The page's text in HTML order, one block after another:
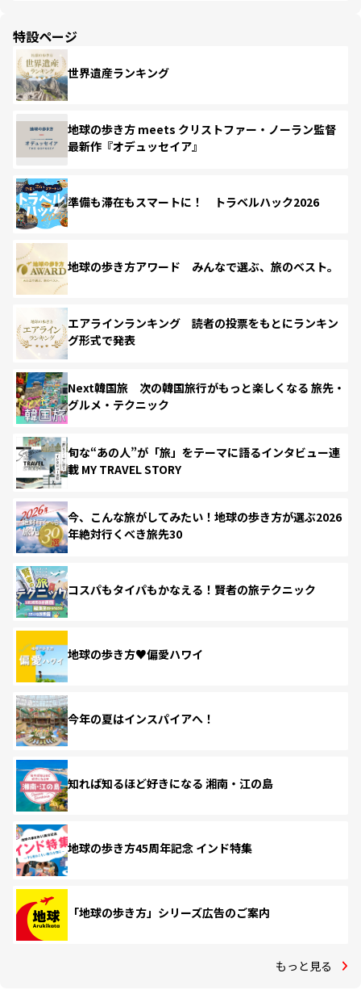
特設ページ
世界遺産ランキング
地球の歩き方 meets クリストファー・ノーラン監督
最新作『オデュッセイア』
準備も滞在もスマートに！ トラベルハック2026
地球の歩き方アワード みんなで選ぶ、旅のベスト。
エアラインランキング 読者の投票をもとにランキン
グ形式で発表
Next韓国旅 次の韓国旅行がもっと楽しくなる 旅先・
グルメ・テクニック
旬な“あの人”が「旅」をテーマに語るインタビュー連
載 MY TRAVEL STORY
今、こんな旅がしてみたい！地球の歩き方が選ぶ2026
年絶対行くべき旅先30
コスパもタイパもかなえる！賢者の旅テクニック
地球の歩き方♥偏愛ハワイ
今年の夏はインスパイアへ！
知れば知るほど好きになる 湘南・江の島
地球の歩き方45周年記念 インド特集
「地球の歩き方」シリーズ広告のご案内
もっと見る